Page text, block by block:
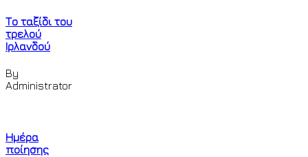
Το ταξίδι του
τρελού
Ιρλανδού
By
Administrator
Ημέρα
ποίησης